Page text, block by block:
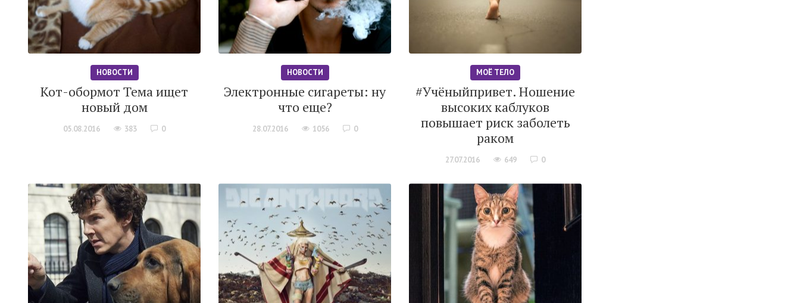
НОВОСТИ
Кот-обормот Тема ищет
новый дом
05.08.2016 383 0
НОВОСТИ
Электронные сигареты: ну
что еще?
28.07.2016 1056 0
МОЁ ТЕЛО
#Учёныйпривет. Ношение
высоких каблуков
повышает риск заболеть
раком
27.07.2016 649 0